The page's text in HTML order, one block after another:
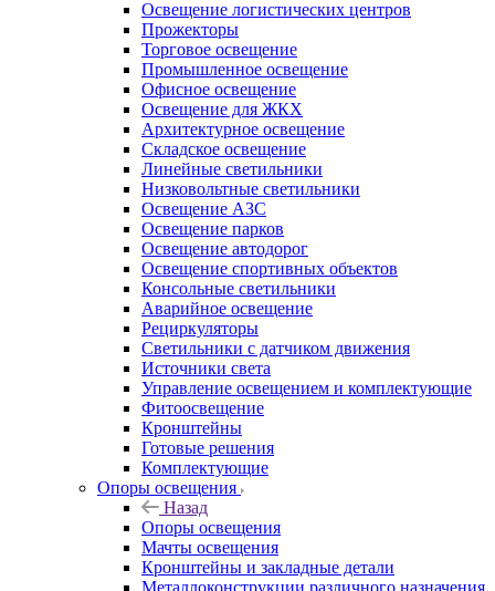
Освещение логистических центров
Прожекторы
Торговое освещение
Промышленное освещение
Офисное освещение
Освещение для ЖКХ
Архитектурное освещение
Складское освещение
Линейные светильники
Низковольтные светильники
Освещение АЗС
Освещение парков
Освещение автодорог
Освещение спортивных объектов
Консольные светильники
Аварийное освещение
Рециркуляторы
Светильники с датчиком движения
Источники света
Управление освещением и комплектующие
Фитоосвещение
Кронштейны
Готовые решения
Комплектующие
Опоры освещения
Назад
Опоры освещения
Мачты освещения
Кронштейны и закладные детали
Металлоконструкции различного назначения